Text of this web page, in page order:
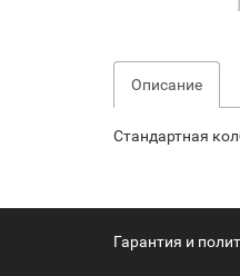
Описание
Стандартная
Гарантия и